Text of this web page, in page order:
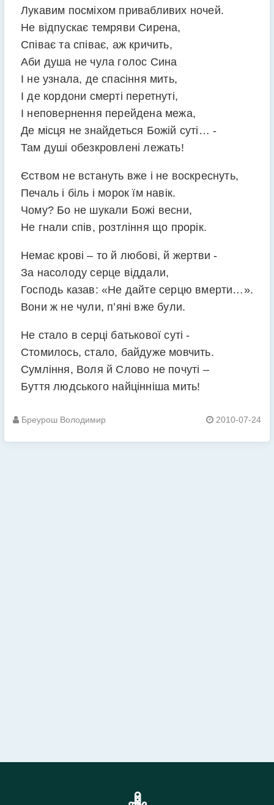
Лукавим посміхом привабливих ночей.
Не відпускає темряви Сирена,
Співає та співає, аж кричить,
Аби душа не чула голос Сина
І не узнала, де спасіння мить,
І де кордони смерті перетнуті,
І неповернення перейдена межа,
Де місця не знайдеться Божій суті… -
Там душі обезкровлені лежать!
Єством не встануть вже і не воскреснуть,
Печаль і біль і морок їм навік.
Чому? Бо не шукали Божі весни,
Не гнали спів, розтління що прорік.
Немає крові – то й любові, й жертви -
За насолоду серце віддали,
Господь казав: «Не дайте серцю вмерти…».
Вони ж не чули, п’яні вже були.
Не стало в серці батькової суті -
Стомилось, стало, байдуже мовчить.
Сумління, Воля й Слово не почуті –
Буття людського найцінніша мить!
Бреурош Володимир 2010-07-24